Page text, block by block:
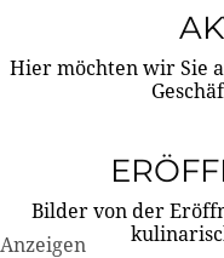
Hier möchten wir Sie
Bilder von der
Anzeigen